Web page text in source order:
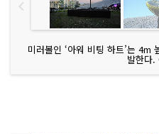
미러볼인 ‘아워 비팅 하트’는 4m
발한다